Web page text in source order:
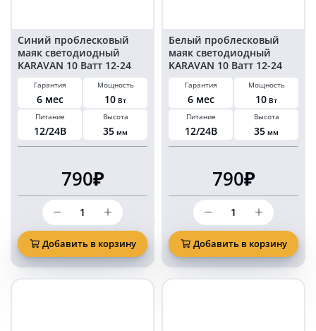
Синий проблесковый
маяк светодиодный
KARAVAN 10 Ватт 12-24
Вольт на болтах
комплект 2 шт
Гарантия
6 мес
Мощность
10 Вт
Питание
12/24В
Высота
35 мм
790₽
Количество
товара
Синий
проблесковый
маяк
светодиодный
KARAVAN
Добавить в корзину
Белый проблесковый
маяк светодиодный
KARAVAN 10 Ватт 12-24
Вольт на болтах
комплект 2 шт
Гарантия
6 мес
Мощность
10 Вт
Питание
12/24В
Высота
35 мм
790₽
Количество
товара
Белый
проблесковый
маяк
светодиодный
KARAVAN
Добавить в корзину